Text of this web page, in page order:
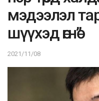
мэдээлэл
шүүхэд өгнө”
2021/11/08